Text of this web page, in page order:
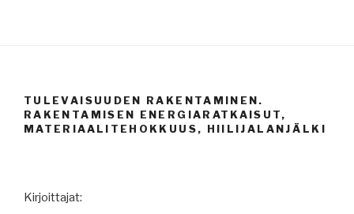
TULEVAISUUDEN RAKENTAMINEN.
RAKENTAMISEN ENERGIARATKAISUT,
MATERIAALITEHOKKUUS, HIILIJALANJÄLKI
Kirjoittajat: